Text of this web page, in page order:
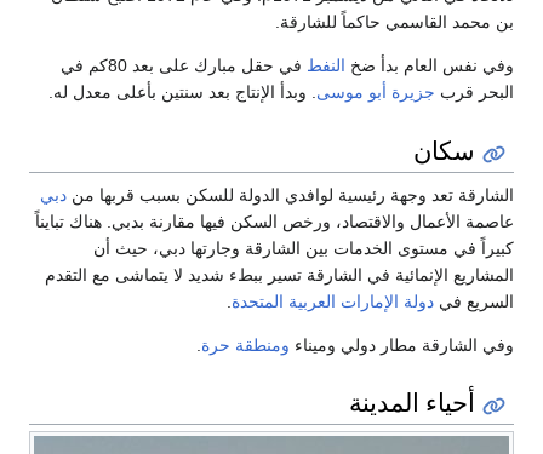
بن محمد القاسمي حاكماً للشارقة.
وفي نفس العام بدأ ضخ النفط
في حقل مبارك على بعد 80كم في
البحر قرب جزيرة أبو موسى. وبدأ الإنتاج بعد سنتين بأعلى معدل له.
سكان
الشارقة تعد وجهة رئيسية لوافدي الدولة للسكن بسبب قربها من دبي
عاصمة الأعمال والاقتصاد، ورخص السكن فيها مقارنة بدبي. هناك تبايناً
كبيراً في مستوى الخدمات بين الشارقة وجارتها دبي، حيث أن
المشاريع الإنمائية في الشارقة تسير ببطء شديد لا يتماشى مع التقدم
السريع في دولة الإمارات العربية المتحدة
وفي الشارقة مطار دولي وميناء ومنطقة حرة
أحياء المدينة